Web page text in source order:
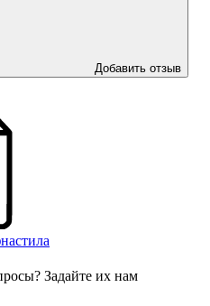
Добавить отзыв
Задайте их нам